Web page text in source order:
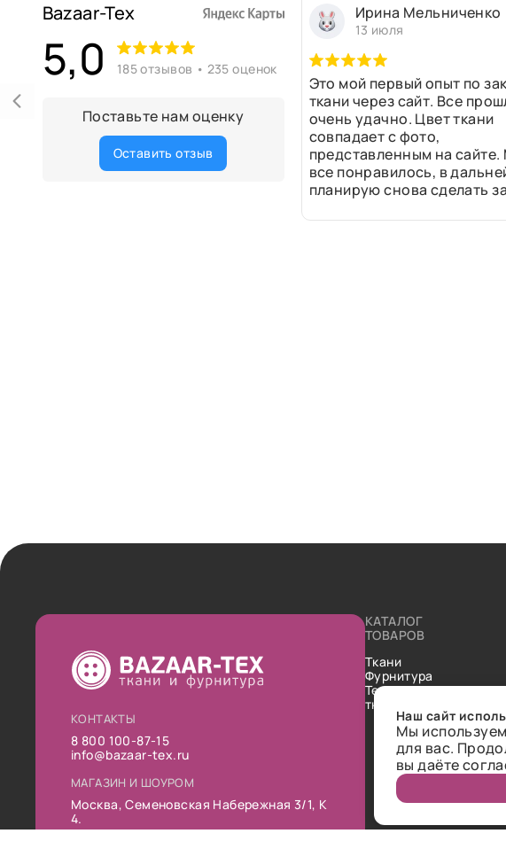
Bazaar-Tex
5,0 185 отзывов • 235 оценок
Поставьте нам оценку
Оставить отзыв
Ирина Мельниченко
13 июля
Это мой первый опыт по
ткани через сайт. Все
очень удачно. Цвет ткани
совпадает с фото,
представленным на
все понравилось, в
планирую снова сделать
КОНТАКТЫ
8 800 100-87-15
info@bazaar-tex.ru
МАГАЗИН И ШОУРОМ
Москва, Семеновская Набережная 3/1, К
4.
КАТАЛОГ
ТОВАРОВ
Ткани
Фурнитура
Технические
ткани
Наш сайт
Мы
для вас.
вы даёте